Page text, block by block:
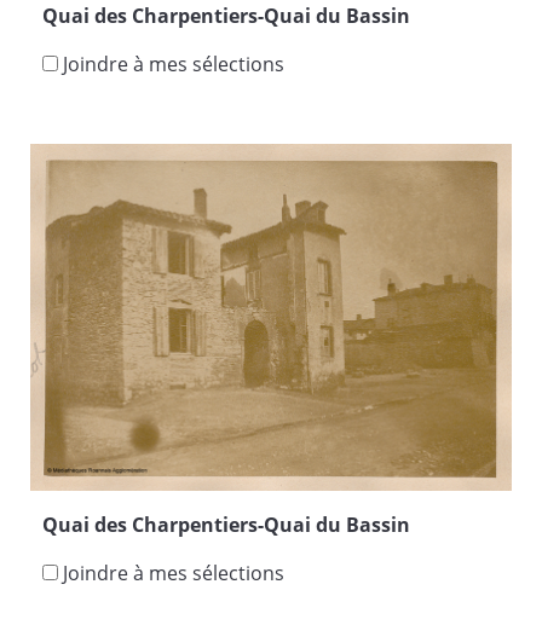
Quai des Charpentiers-Quai du Bassin
Joindre à mes sélections
Quai des Charpentiers-Quai du Bassin
Joindre à mes sélections